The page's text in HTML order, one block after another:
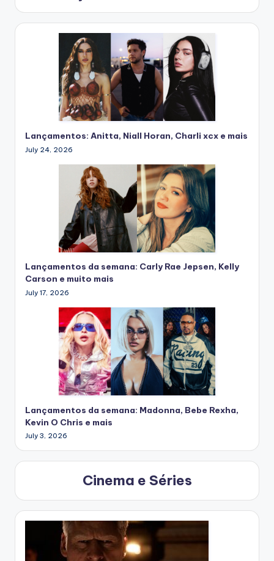
Lançamentos: Anitta, Niall Horan, Charli xcx e mais
July 24, 2026
Lançamentos da semana: Carly Rae Jepsen, Kelly
Carson e muito mais
July 17, 2026
Lançamentos da semana: Madonna, Bebe Rexha,
Kevin O Chris e mais
July 3, 2026
Cinema e Séries